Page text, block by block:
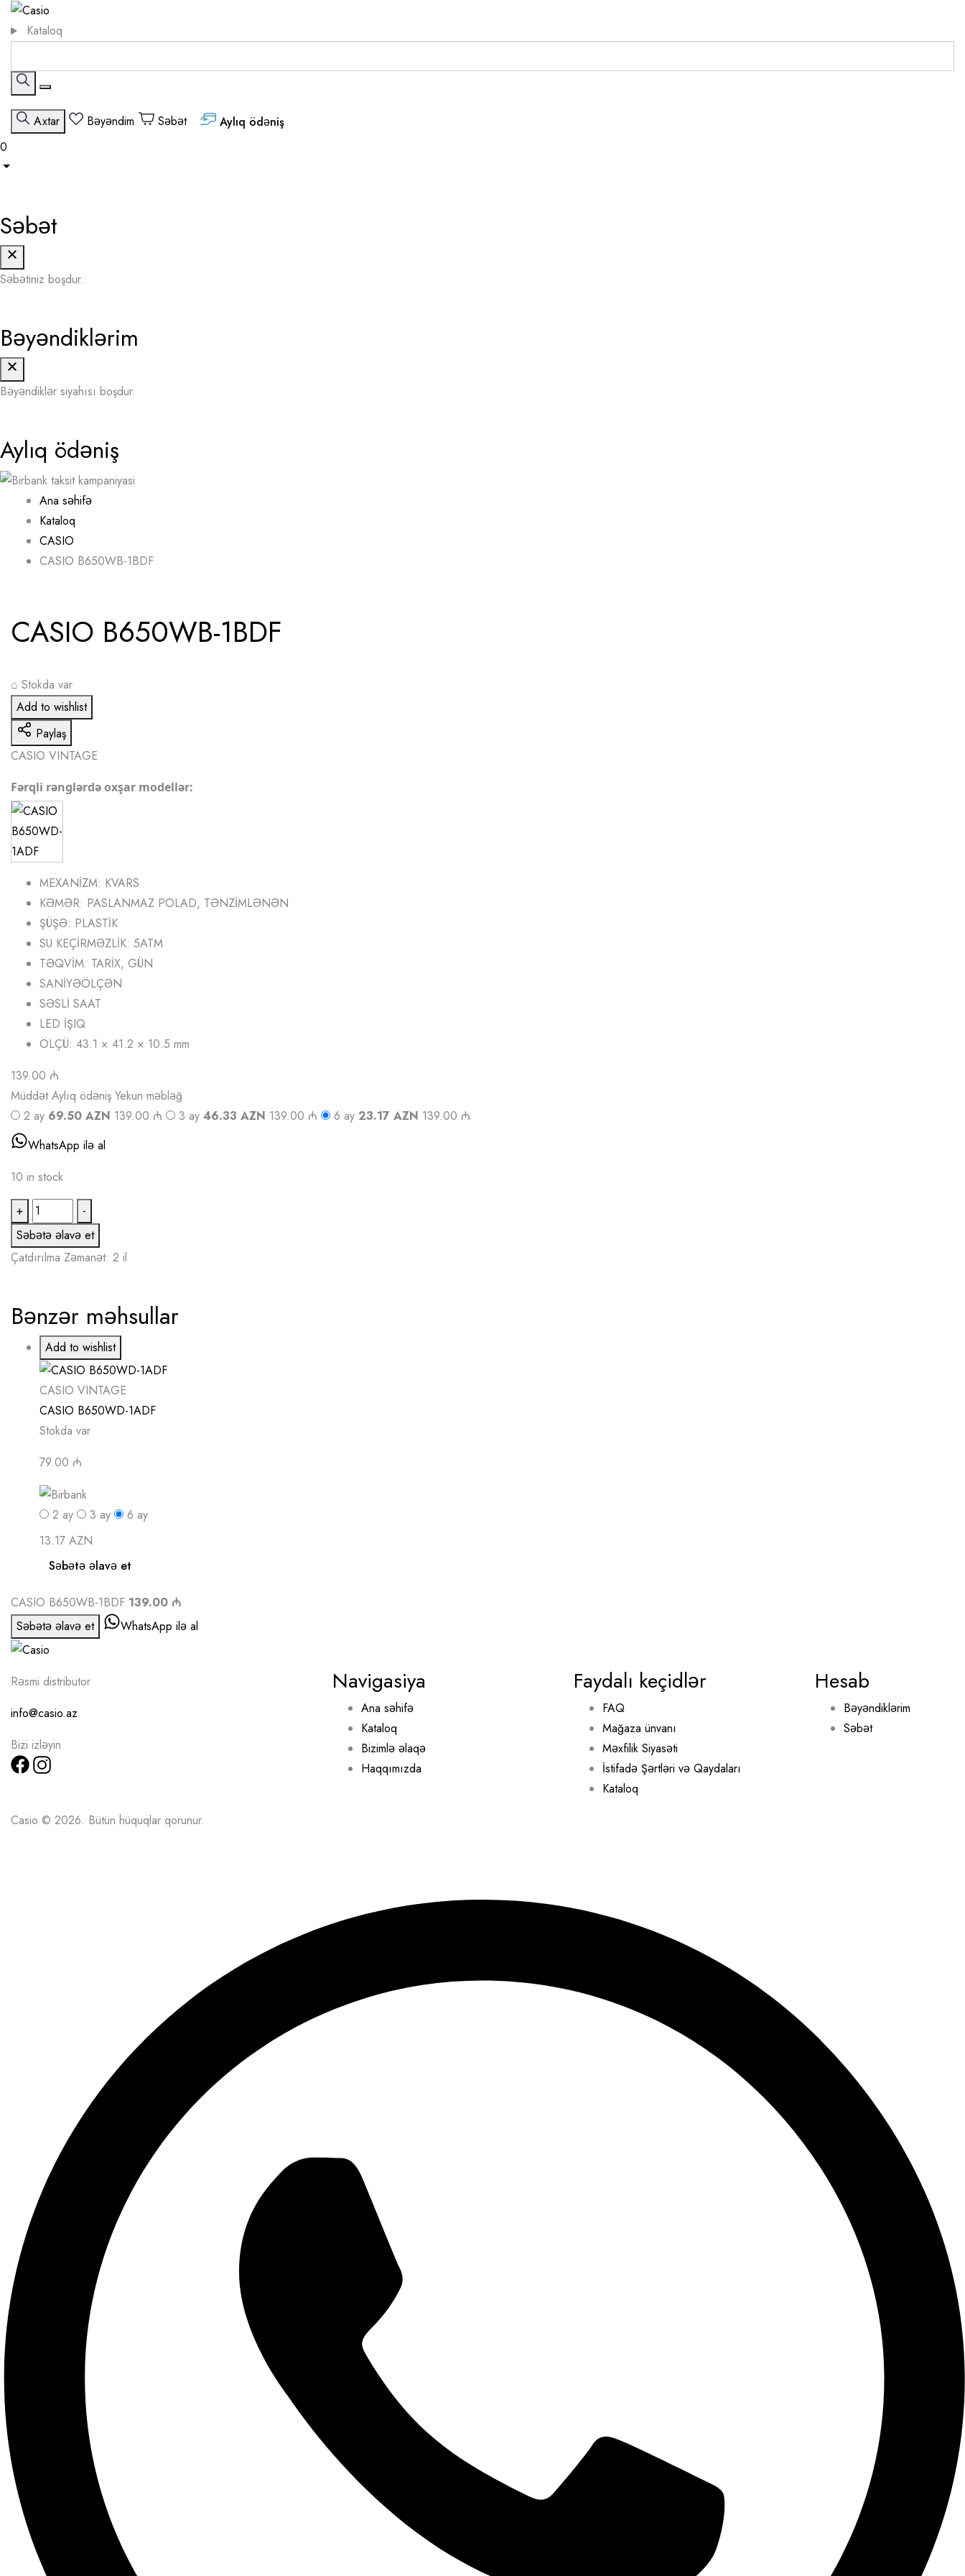
Kataloq
Axtar Bəyəndim Səbət
Aylıq ödəniş
0
Səbət
Səbətiniz boşdur.
Bəyəndiklərim
Bəyəndiklər siyahısı boşdur.
Aylıq ödəniş
Ana səhifə
Kataloq
CASIO
CASIO B650WB-1BDF
CASIO B650WB-1BDF
⌂ Stokda var
Add to wishlist
Paylaş
CASIO VINTAGE
Fərqli rənglərdə oxşar modellər:
MEXANİZM: KVARS
KƏMƏR: PASLANMAZ POLAD, TƏNZİMLƏNƏN
ŞÜŞƏ: PLASTİK
SU KEÇİRMƏZLİK: 5ATM
TƏQVİM: TARİX, GÜN
SANİYƏÖLÇƏN
SƏSLİ SAAT
LED İŞIQ
ÖLÇÜ: 43.1 × 41.2 × 10.5 mm
139.00 ₼
Müddət Aylıq ödəniş Yekun məbləğ
2 ay 69.50 AZN 139.00 ₼ 3 ay 46.33 AZN 139.00 ₼ 6 ay 23.17 AZN 139.00 ₼
WhatsApp ilə al
10 in stock
+
CASIO
B650WB-
1BDF
-
Səbətə əlavə et
Çatdırılma Zəmanət: 2 il
Bənzər məhsullar
Add to wishlist
CASIO VINTAGE
CASIO B650WD-1ADF
Stokda var
79.00 ₼
2 ay 3 ay 6 ay
13.17 AZN
Səbətə əlavə et
CASIO B650WB-1BDF 139.00 ₼
Səbətə əlavə et
WhatsApp ilə al
Rəsmi distributor
info@casio.az
Bizi izləyin
Navigasiya
Ana səhifə
Kataloq
Bizimlə əlaqə
Haqqımızda
Faydalı keçidlər
FAQ
Mağaza ünvanı
Məxfilik Siyasəti
İstifadə Şərtləri və Qaydaları
Kataloq
Hesab
Bəyəndiklərim
Səbət
Casio © 2026. Bütün hüquqlar qorunur.